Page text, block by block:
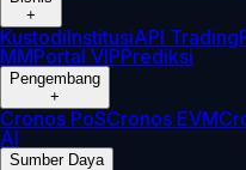
+
KustodiInstitusiAPI Trading
MMPortal VIPPrediksi
Pengembang
+
Cronos PoSCronos EVM
AI
Sumber Daya